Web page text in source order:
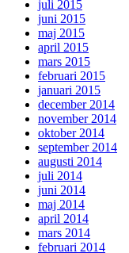
juli 2015
juni 2015
maj 2015
april 2015
mars 2015
februari 2015
januari 2015
december 2014
november 2014
oktober 2014
september 2014
augusti 2014
juli 2014
juni 2014
maj 2014
april 2014
mars 2014
februari 2014